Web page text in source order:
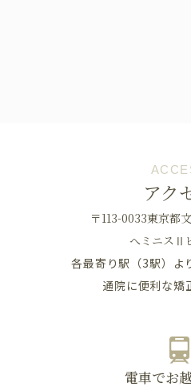
アク
〒113-0033東京都
へミニスⅡ
各最寄り駅（3駅）よ
通院に便利な矯
電車でお